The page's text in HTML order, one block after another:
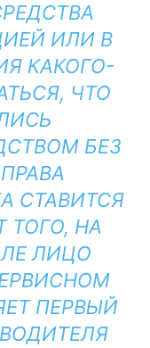
ИЛИ В
КАКОГО-
ЧТО
БЕЗ
СТАВИТСЯ
ТОГО, НА
ЛИЦО
ПЕРВЫЙ